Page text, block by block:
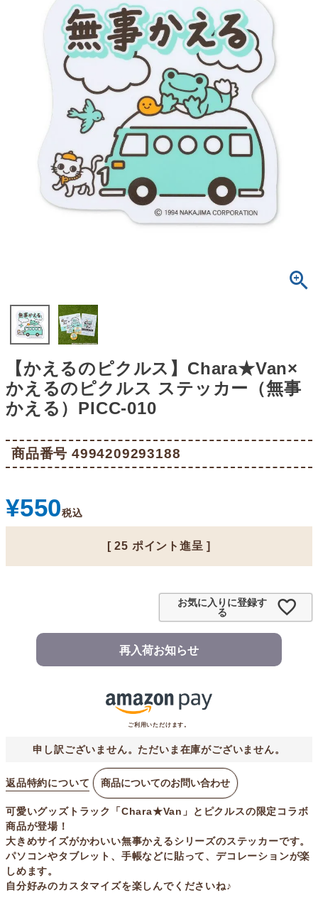
【かえるのピクルス】Chara★Van×
かえるのピクルス ステッカー（無事
かえる）PICC-010
商品番号 4994209293188
¥550税込
[ 25 ポイント進呈 ]
お気に入りに登録す
る
再入荷お知らせ
ご利用いただけます。
申し訳ございません。ただいま在庫がございません。
返品特約について 商品についてのお問い合わせ
可愛いグッズトラック「Chara★Van」とピクルスの限定コラボ
商品が登場！
大きめサイズがかわいい無事かえるシリーズのステッカーです。
パソコンやタブレット、手帳などに貼って、デコレーションが楽
しめます。
自分好みのカスタマイズを楽しんでくださいね♪